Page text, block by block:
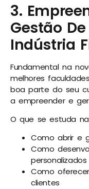
3.
Gestão
Indústria
Fundamental na
melhores
boa parte do seu
a empreender e
O que se estuda
Como abrir e
Como
personalizados
Como
clientes